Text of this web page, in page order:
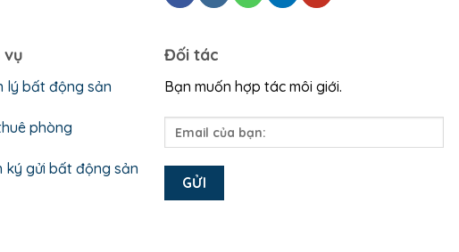
vụ
lý bất động sản
phòng
ký gửi bất động sản
Đối tác
Bạn muốn hợp tác môi giới.